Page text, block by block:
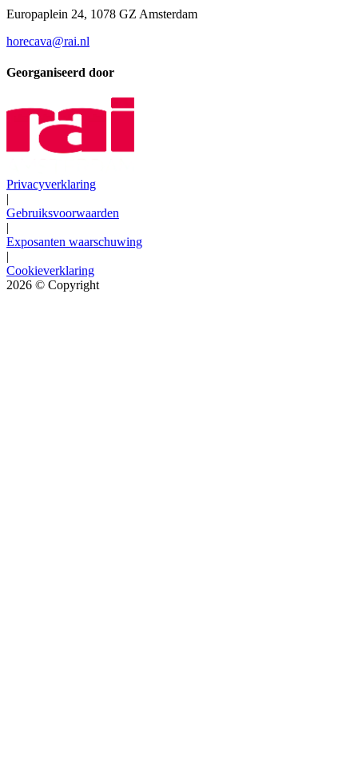
Europaplein 24, 1078 GZ Amsterdam
horecava@rai.nl
Georganiseerd door
Privacyverklaring
|
Gebruiksvoorwaarden
|
Exposanten waarschuwing
|
Cookieverklaring
2026 © Copyright